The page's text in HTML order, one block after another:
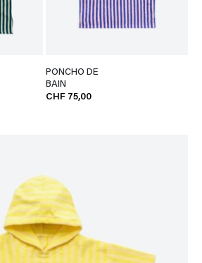
PONCHO DE
BAIN
CHF 75,00